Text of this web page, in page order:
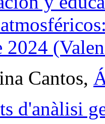
Cantos,
d'anàlisi